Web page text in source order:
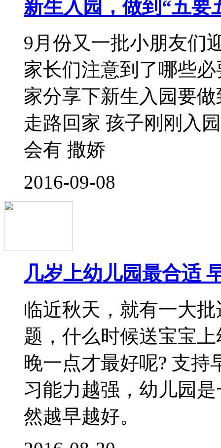
2016-08-26
2017年入园简历必备
为了让老师熟悉宝宝
生活，不妨给宝宝写
怎么写呢？需要注意
希望老师对孩子了解
生到3岁大小情
纽约院长谈如何挑选
如何挑选一所合适的
幼儿园园长的经验传
要的一部分 如何考察
墙上展示区是否有孩
看幼儿园
2016-08-18